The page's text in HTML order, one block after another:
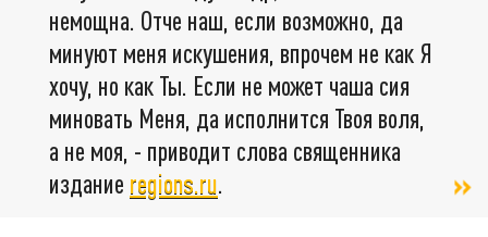
немощна. Отче наш, если возможно, да
минуют меня искушения, впрочем не как Я
хочу, но как Ты. Если не может чаша сия
миновать Меня, да исполнится Твоя воля,
а не моя, - приводит слова священника
издание regions.ru.